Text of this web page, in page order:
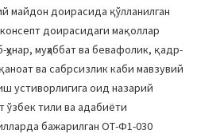
майдон доирасида қўлланилган
доирасидаги мақоллар
муҳаббат ва бевафолик, қадр-
ва сабрсизлик каби мавзувий
устиворлигига оид назарий
ўзбек тили ва адабиёти
бажарилган ОТ-Ф1-030